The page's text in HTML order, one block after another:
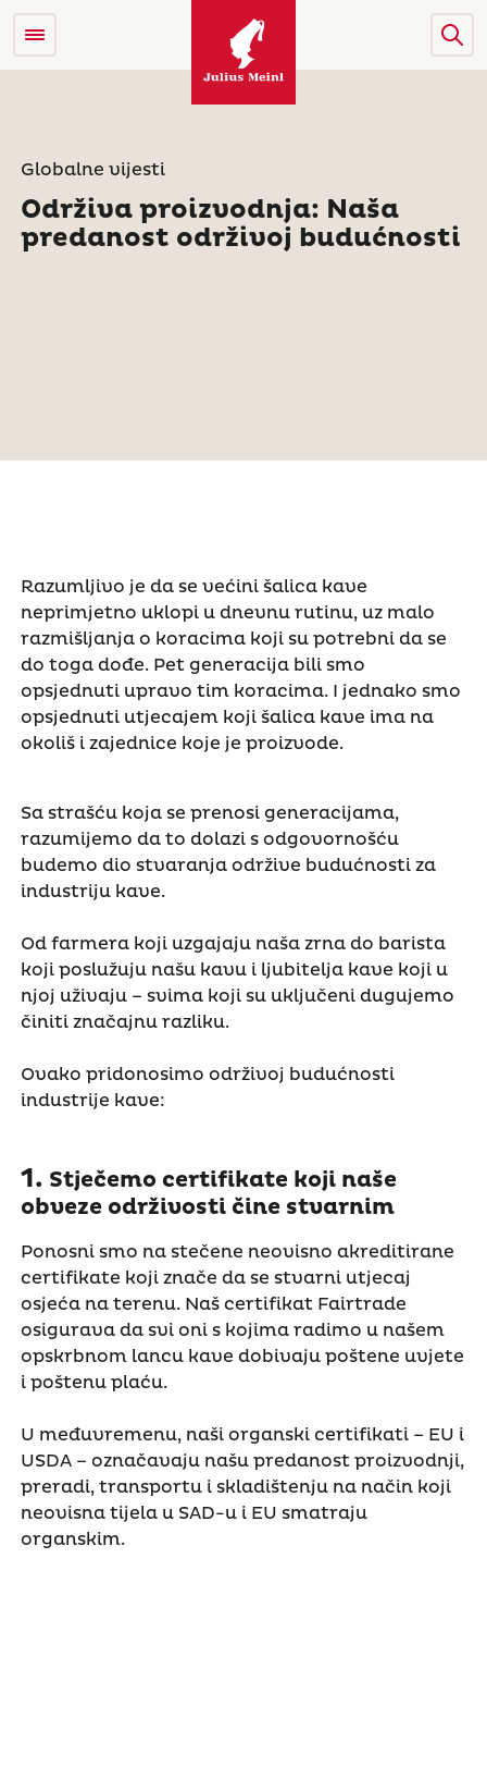
Globalne vijesti
Održiva proizvodnja: Naša
predanost održivoj budućnosti
Razumljivo je da se većini šalica kave
neprimjetno uklopi u dnevnu rutinu, uz malo
razmišljanja o koracima koji su potrebni da se
do toga dođe. Pet generacija bili smo
opsjednuti upravo tim koracima. I jednako smo
opsjednuti utjecajem koji šalica kave ima na
okoliš i zajednice koje je proizvode.
Sa strašću koja se prenosi generacijama,
razumijemo da to dolazi s odgovornošću
budemo dio stvaranja održive budućnosti za
industriju kave.
Od farmera koji uzgajaju naša zrna do barista
koji poslužuju našu kavu i ljubitelja kave koji u
njoj uživaju – svima koji su uključeni dugujemo
činiti značajnu razliku.
Ovako pridonosimo održivoj budućnosti
industrije kave:
1. Stječemo certifikate koji naše
obveze održivosti čine stvarnim
Ponosni smo na stečene neovisno akreditirane
certifikate koji znače da se stvarni utjecaj
osjeća na terenu. Naš certifikat Fairtrade
osigurava da svi oni s kojima radimo u našem
opskrbnom lancu kave dobivaju poštene uvjete
i poštenu plaću.
U međuvremenu, naši organski certifikati – EU i
USDA – označavaju našu predanost proizvodnji,
preradi, transportu i skladištenju na način koji
neovisna tijela u SAD-u i EU smatraju
organskim.